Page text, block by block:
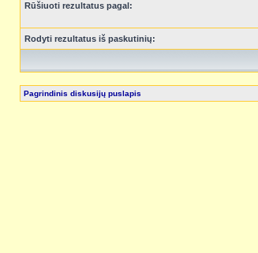
Rūšiuoti rezultatus pagal:
Rodyti rezultatus iš paskutinių:
Pagrindinis diskusijų puslapis